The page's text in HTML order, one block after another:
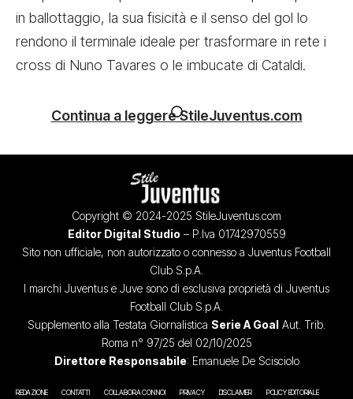
in ballottaggio, la sua fisicità e il senso del gol lo
rendono il terminale ideale per trasformare in rete i
cross di Nuno Tavares o le imbucate di Cataldi.
Continua a leggere StileJuventus.com
Copyright © 2024-2025 StileJuventus.com
Editor Digital Studio – P.Iva 01742970559
Sito non ufficiale, non autorizzato o connesso a Juventus Football
Club S.p.A.
I marchi Juventus e Juve sono di esclusiva proprietà di Juventus
Football Club S.p.A.
Supplemento alla Testata Giornalistica Serie A Goal Aut. Trib.
Roma n° 97/25 del 02/10/2025
Direttore Responsabile: Emanuele De Scisciolo
REDAZIONE CONTATTI COLLABORA CON NOI PRIVACY DISCLAIMER POLICY EDITORIALE